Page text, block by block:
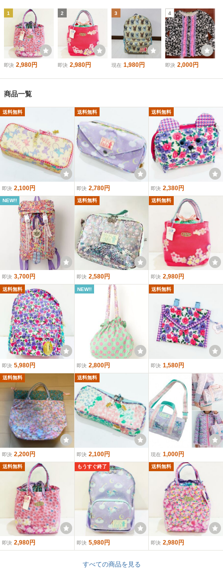
1
即決 2,980円
2
即決 2,980円
3
現在 1,980円
4
即決 2,000円
商品一覧
送料無料
即決 2,100円
送料無料
即決 2,780円
送料無料
即決 2,380円
NEW!!
即決 3,700円
送料無料
即決 2,580円
送料無料
即決 2,980円
送料無料
即決 5,980円
NEW!!
即決 2,800円
送料無料
即決 1,580円
送料無料
即決 2,200円
送料無料
即決 2,100円 現在 1,000円
送料無料
即決 2,980円
もうすぐ終了
即決 5,980円
送料無料
即決 2,980円
すべての商品を見る